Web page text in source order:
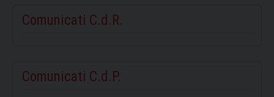
Comunicati C.d.R.
Comunicati C.d.P.